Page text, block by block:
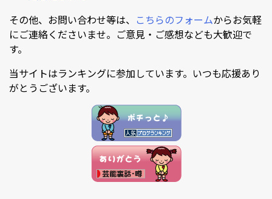
その他、お問い合わせ等は、 こちらのフォームからお気軽
にご連絡くださいませ。ご意見・ご感想なども大歓迎で
す。
当サイトはランキングに参加しています。いつも応援あり
がとうございます。